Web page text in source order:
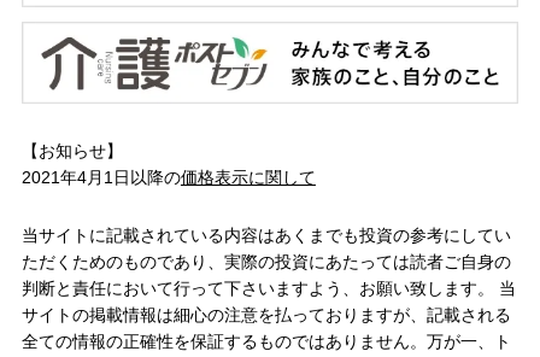
【お知らせ】
2021年4月1日以降の価格表示に関して
当サイトに記載されている内容はあくまでも投資の参考にしてい
ただくためのものであり、実際の投資にあたっては読者ご自身の
判断と責任において行って下さいますよう、お願い致します。 当
サイトの掲載情報は細心の注意を払っておりますが、記載される
全ての情報の正確性を保証するものではありません。万が一、ト